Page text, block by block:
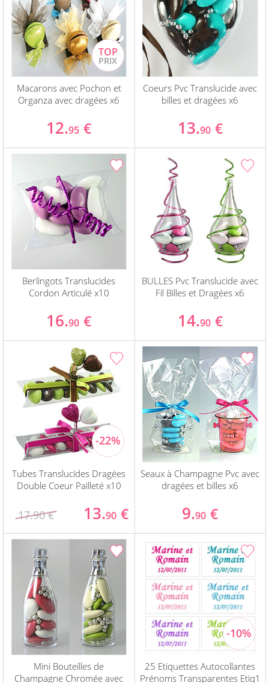
Macarons avec Pochon et
Organza avec dragées x6
12.95 €
Coeurs Pvc Translucide avec
billes et dragées x6
13.90 €
Berlingots Translucides
Cordon Articulé x10
16.90 €
BULLES Pvc Translucide avec
Fil Billes et Dragées x6
14.90 €
Tubes Translucides Dragées
Double Coeur Pailleté x10
17.90 € 13.90 €
Seaux à Champagne Pvc avec
dragées et billes x6
9.90 €
Mini Bouteilles de
Champagne Chromée avec
25 Etiquettes Autocollantes
Prénoms Transparentes Etiq1